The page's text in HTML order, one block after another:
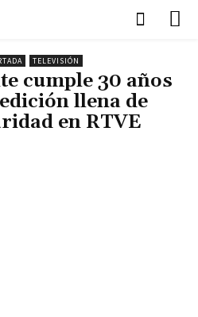
TELEVISIÓN
cumple 30 años
llena de
en RTVE